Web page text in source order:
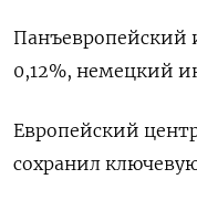
Панъевропейский
0,12%, немецкий
Европейский
сохранил